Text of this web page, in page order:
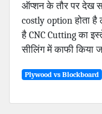
ऑप्शन के तौर पर देख
costly option होता
है CNC Cutting का
सीलिंग में काफी किया
Plywood vs Blockboard